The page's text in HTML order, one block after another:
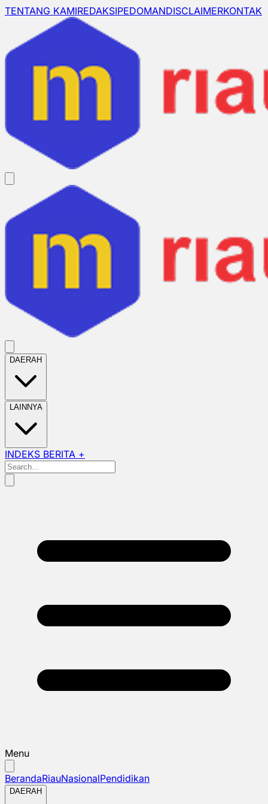
TENTANG KAMIREDAKSIPEDOMANDISCLAIMERKONTAK
DAERAH
LAINNYA
INDEKS BERITA +
Menu
BerandaRiauNasionalPendidikan
DAERAH